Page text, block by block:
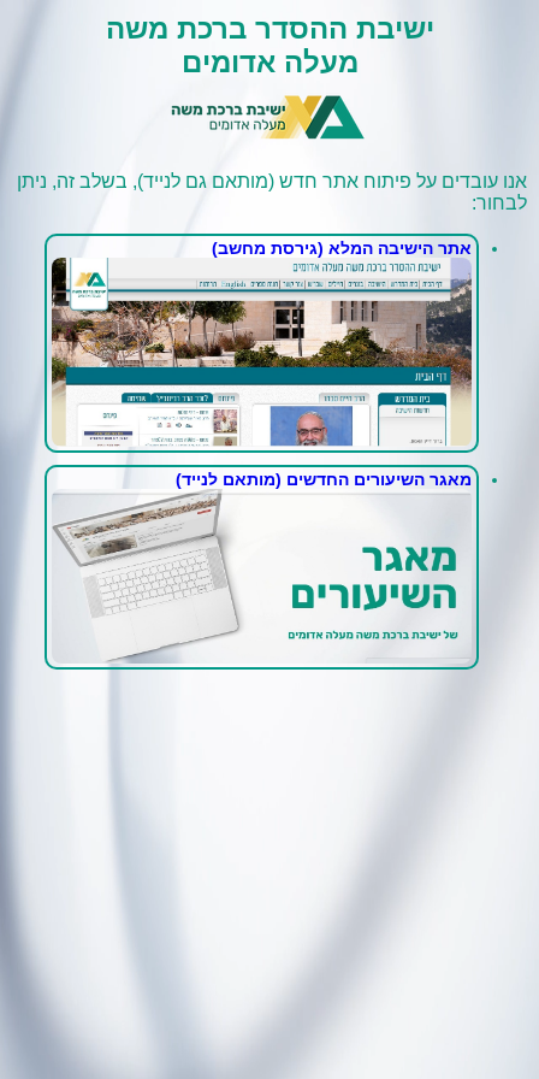
ישיבת ההסדר ברכת משה
מעלה אדומים
אנו עובדים על פיתוח אתר חדש (מותאם גם לנייד), בשלב זה, ניתן
לבחור:
אתר הישיבה המלא (גירסת מחשב)
מאגר השיעורים החדשים (מותאם לנייד)